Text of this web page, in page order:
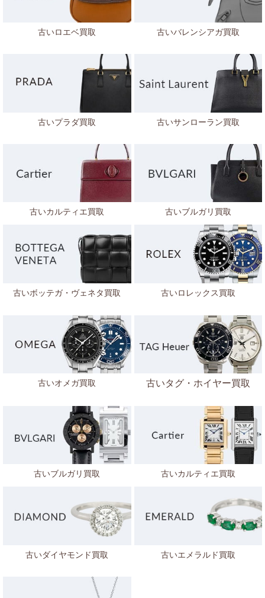
古いロエベ買取 古いバレンシアガ買取
古いプラダ買取 古いサンローラン買取
古いカルティエ買取 古いブルガリ買取
古いボッテガ・ヴェネタ買取 古いロレックス買取
古いオメガ買取 古いタグ・ホイヤー買取
古いブルガリ買取 古いカルティエ買取
古いダイヤモンド買取 古いエメラルド買取